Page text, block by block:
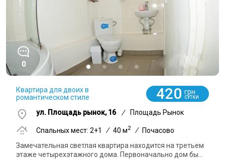
0
Квартира для двоих в
романтическом стиле
420 грн
СУТКИ
ул. Площадь рынок, 16 / Площадь Рынок
Спальных мест: 2+1 / 40 м2 / Почасово
Замечательная светлая квартира находится на третьем
этаже четырехэтажного дома. Первоначально дом бы...